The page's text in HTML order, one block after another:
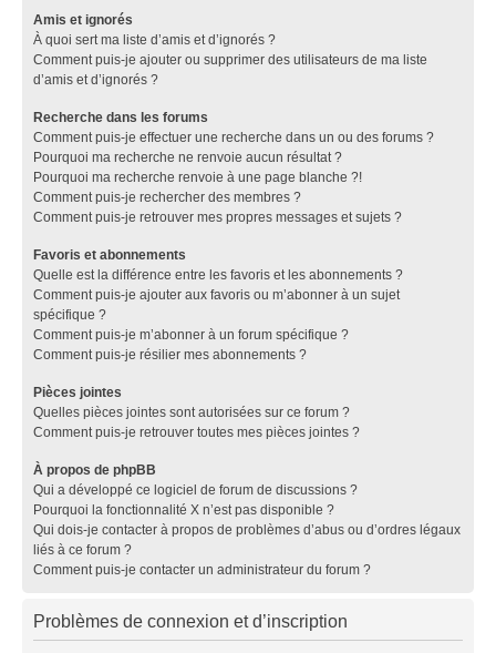
Amis et ignorés
À quoi sert ma liste d’amis et d’ignorés ?
Comment puis-je ajouter ou supprimer des utilisateurs de ma liste
d’amis et d’ignorés ?
Recherche dans les forums
Comment puis-je effectuer une recherche dans un ou des forums ?
Pourquoi ma recherche ne renvoie aucun résultat ?
Pourquoi ma recherche renvoie à une page blanche ?!
Comment puis-je rechercher des membres ?
Comment puis-je retrouver mes propres messages et sujets ?
Favoris et abonnements
Quelle est la différence entre les favoris et les abonnements ?
Comment puis-je ajouter aux favoris ou m’abonner à un sujet
spécifique ?
Comment puis-je m’abonner à un forum spécifique ?
Comment puis-je résilier mes abonnements ?
Pièces jointes
Quelles pièces jointes sont autorisées sur ce forum ?
Comment puis-je retrouver toutes mes pièces jointes ?
À propos de phpBB
Qui a développé ce logiciel de forum de discussions ?
Pourquoi la fonctionnalité X n’est pas disponible ?
Qui dois-je contacter à propos de problèmes d’abus ou d’ordres légaux
liés à ce forum ?
Comment puis-je contacter un administrateur du forum ?
Problèmes de connexion et d’inscription